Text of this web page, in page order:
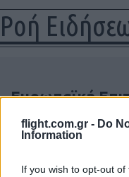
flight.com.gr - Do
Information
If you wish to opt-out
Ροή
Ευρωπαϊκή
IRIS² με 348
ευρωπαϊκές
07:45